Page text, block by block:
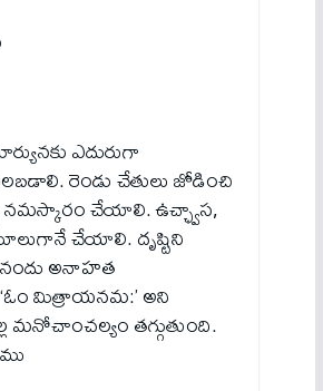
ఎదురుగా
రెండు చేతులు జోడించి
చేయాలి. ఉచ్ఛ్వాస,
చేయాలి. దృష్టిని
అనాహత
మిత్రాయనమ:’ అని
మనోచాంచల్యం తగ్గుతుంది.